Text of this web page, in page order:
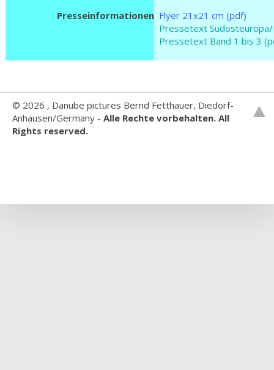
Presseinformationen Flyer 21x21 cm (pdf)
Pressetext
Pressetext Band 1 bis 3
© 2026 , Danube pictures Bernd Fetthauer, Diedorf-
Anhausen/Germany - Alle Rechte vorbehalten. All
Rights reserved.